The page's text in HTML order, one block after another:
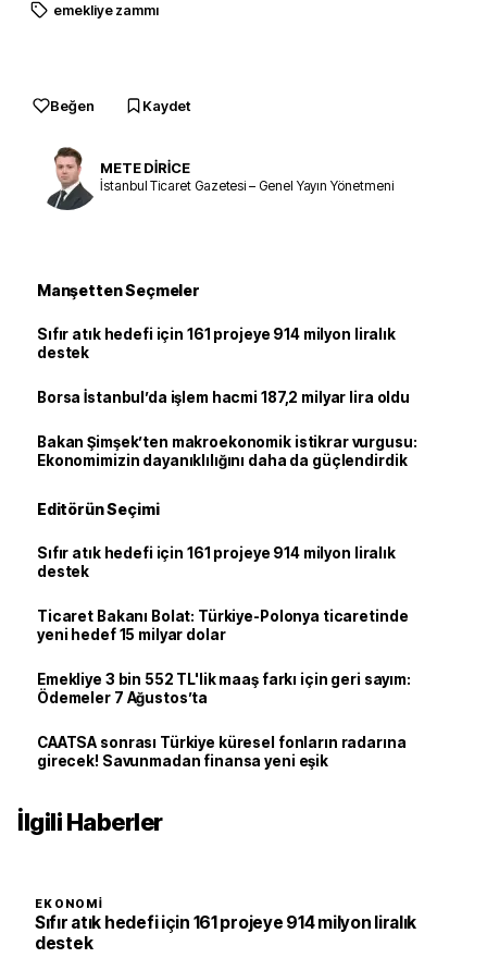
emekliye zammı
Beğen Kaydet
METE DİRİCE
İstanbul Ticaret Gazetesi – Genel Yayın Yönetmeni
Manşetten Seçmeler
Sıfır atık hedefi için 161 projeye 914 milyon liralık
destek
Borsa İstanbul’da işlem hacmi 187,2 milyar lira oldu
Bakan Şimşek’ten makroekonomik istikrar vurgusu:
Ekonomimizin dayanıklılığını daha da güçlendirdik
Editörün Seçimi
Sıfır atık hedefi için 161 projeye 914 milyon liralık
destek
Ticaret Bakanı Bolat: Türkiye-Polonya ticaretinde
yeni hedef 15 milyar dolar
Emekliye 3 bin 552 TL'lik maaş farkı için geri sayım:
Ödemeler 7 Ağustos’ta
CAATSA sonrası Türkiye küresel fonların radarına
girecek! Savunmadan finansa yeni eşik
İlgili Haberler
EKONOMI
Sıfır atık hedefi için 161 projeye 914 milyon liralık
destek